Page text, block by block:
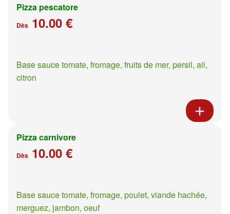
Pizza pescatore
Dès 10.00 €
Base sauce tomate, fromage, fruits de mer, persil, ail,
citron
Pizza carnivore
Dès 10.00 €
Base sauce tomate, fromage, poulet, viande hachée,
merguez, jambon, oeuf